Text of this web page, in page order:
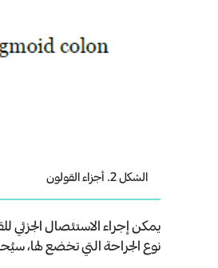
الشكل 2. أجزاء القولون
يمكن إجراء الاستئصال الجزئي
نوع الجراحة التي تخضع لها،